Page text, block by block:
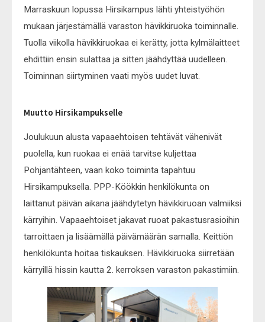
Marraskuun lopussa Hirsikampus lähti yhteistyöhön
mukaan järjestämällä varaston hävikkiruoka toiminnalle.
Tuolla viikolla hävikkiruokaa ei kerätty, jotta kylmälaitteet
ehdittiin ensin sulattaa ja sitten jäähdyttää uudelleen.
Toiminnan siirtyminen vaati myös uudet luvat.
Muutto Hirsikampukselle
Joulukuun alusta vapaaehtoisen tehtävät vähenivät
puolella, kun ruokaa ei enää tarvitse kuljettaa
Pohjantähteen, vaan koko toiminta tapahtuu
Hirsikampuksella. PPP-Köökkin henkilökunta on
laittanut päivän aikana jäähdytetyn hävikkiruoan valmiiksi
kärryihin. Vapaaehtoiset jakavat ruoat pakastusrasioihin
tarroittaen ja lisäämällä päivämäärän samalla. Keittiön
henkilökunta hoitaa tiskauksen. Hävikkiruoka siirretään
kärryillä hissin kautta 2. kerroksen varaston pakastimiin.